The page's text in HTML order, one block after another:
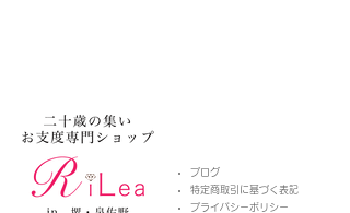
​ブログ
特定商取引に基づく表記
プライバシーポリシー